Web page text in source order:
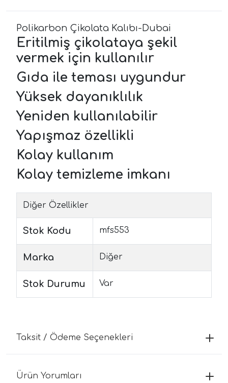
Polikarbon Çikolata Kalıbı-Dubai
Eritilmiş çikolataya şekil
vermek için kullanılır
Gıda ile teması uygundur
Yüksek dayanıklılık
Yeniden kullanılabilir
Yapışmaz özellikli
Kolay kullanım
Kolay temizleme imkanı
Diğer Özellikler
Stok Kodu mfs553
Marka Diğer
Stok Durumu Var
Taksit / Ödeme Seçenekleri
Ürün Yorumları